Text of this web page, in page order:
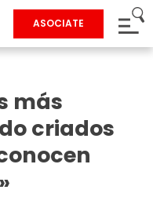
ASOCIATE
más
criados